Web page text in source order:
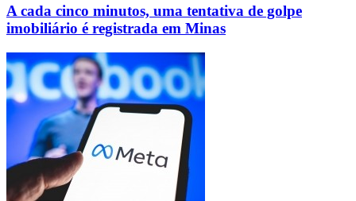
A cada cinco minutos, uma tentativa de golpe
imobiliário é registrada em Minas